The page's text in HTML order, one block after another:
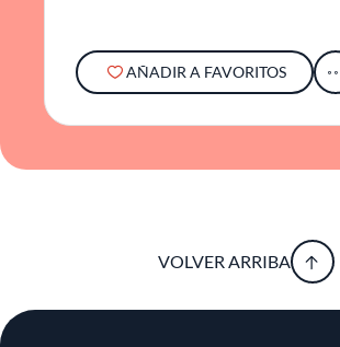
AÑADIR A FAVORITOS
VOLVER ARRIBA